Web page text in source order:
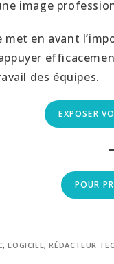
image
met en avant
des équipes.
EXPOSER
POUR
, LOGICIEL, RÉDACTEUR